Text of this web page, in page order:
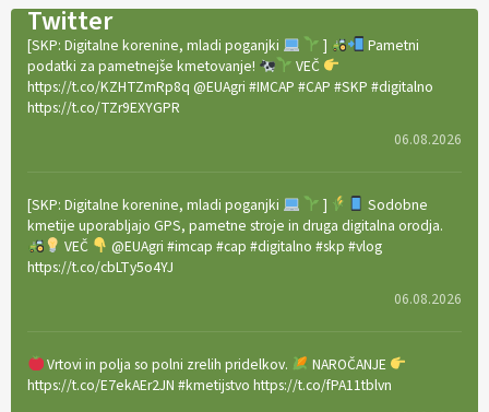
Twitter
[SKP: Digitalne korenine, mladi poganjki ]
Pametni
podatki za pametnejše kmetovanje!
VEČ
https://t.co/KZHTZmRp8q @EUAgri #IMCAP #CAP #SKP #digitalno
https://t.co/TZr9EXYGPR
06.08.2026
[SKP: Digitalne korenine, mladi poganjki ]
Sodobne
kmetije uporabljajo GPS, pametne stroje in druga digitalna orodja.
VEČ
@EUAgri #imcap #cap #digitalno #skp #vlog
https://t.co/cbLTy5o4YJ
06.08.2026
Vrtovi in polja so polni zrelih pridelkov.
NAROČANJE
https://t.co/E7ekAEr2JN #kmetijstvo https://t.co/fPA11tblvn